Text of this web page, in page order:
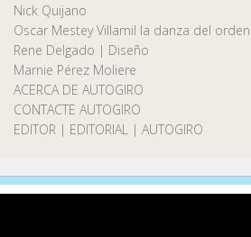
Nick Quijano
Oscar Mestey Villamil la danza del orden
Rene Delgado | Diseño
Marnie Pérez Moliere
ACERCA DE AUTOGIRO
CONTACTE AUTOGIRO
EDITOR | EDITORIAL | AUTOGIRO